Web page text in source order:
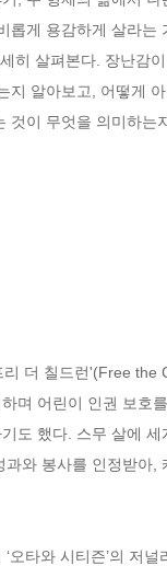
롭게 용감하게 살라
히 살펴본다. 장난감
지 알아보고, 어떻게
것이 무엇을 의미하
더 칠드런'(Free
며 어린이 인권 보호
도 했다. 스무 살에
와 봉사를 인정받아
타와 시티즌’의 저